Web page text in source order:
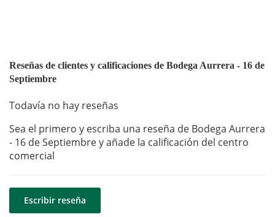
Reseñas de clientes y calificaciones de Bodega Aurrera - 16 de
Septiembre
Todavía no hay reseñas
Sea el primero y escriba una reseña de Bodega Aurrera
- 16 de Septiembre y añade la calificación del centro
comercial
Escribir reseña